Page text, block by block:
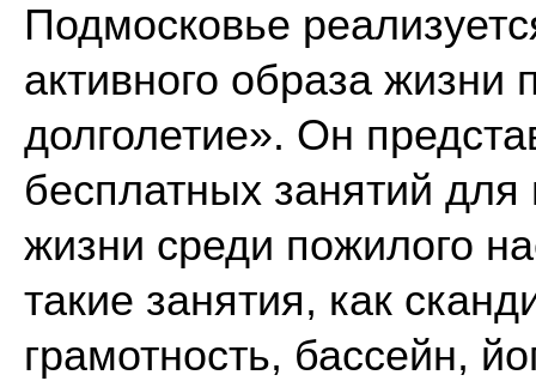
Подмосковье
активного образа
долголетие». Он
бесплатных занятий для
жизни среди пожилого
такие занятия, как
грамотность, бассейн,